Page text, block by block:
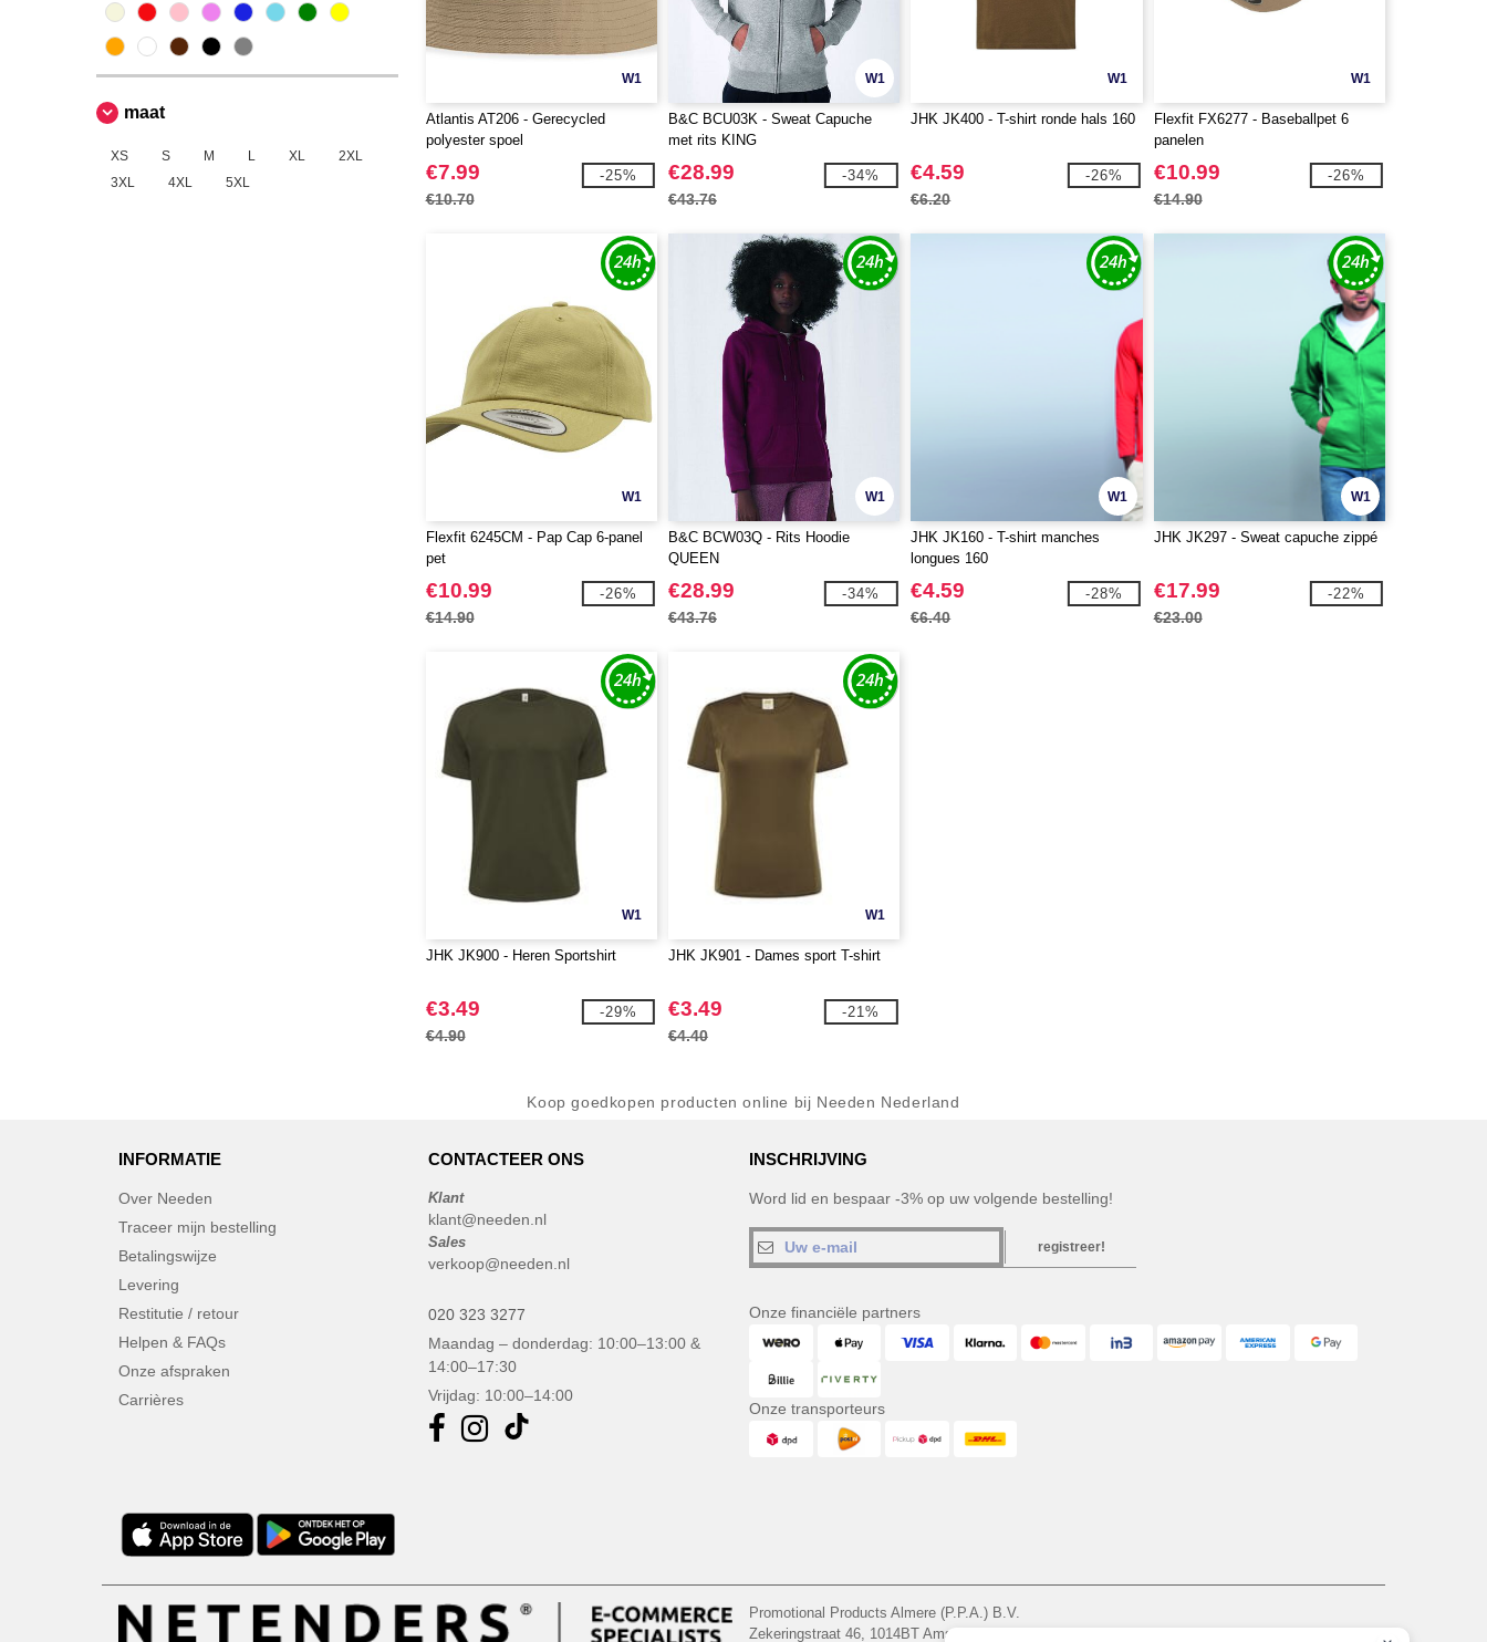
maat
XS S M L XL
2XL
3XL
4XL 5XL
W1
Atlantis AT206 - Gerecycled
polyester spoel
€7.99
€10.70
-25%
W1
B&C BCU03K - Sweat Capuche
met rits KING
€28.99
€43.76
-34%
W1
JHK JK400 - T-shirt ronde hals 160
€4.59
€6.20
-26%
W1
Flexfit FX6277 - Baseballpet 6
panelen
€10.99
€14.90
-26%
W1
Flexfit 6245CM - Pap Cap 6-panel
pet
€10.99
€14.90
-26%
W1
B&C BCW03Q - Rits Hoodie
QUEEN
€28.99
€43.76
-34%
W1
JHK JK160 - T-shirt manches
longues 160
€4.59
€6.40
-28%
W1
JHK JK297 - Sweat capuche zippé
€17.99
€23.00
-22%
W1
JHK JK900 - Heren Sportshirt
€3.49
€4.90
-29%
W1
JHK JK901 - Dames sport T-shirt
€3.49
€4.40
-21%
Koop goedkopen producten online bij Needen Nederland
INFORMATIE
Over Needen
Traceer mijn bestelling
Betalingswijze
Levering
Restitutie / retour
Helpen & FAQs
Onze afspraken
Carrières
CONTACTEER ONS
Klant
klant@needen.nl
Sales
verkoop@needen.nl
020 323 3277
Maandag – donderdag: 10:00–13:00 &
14:00–17:30
Vrijdag: 10:00–14:00
INSCHRIJVING
Word lid en bespaar -3% op uw volgende bestelling!
registreer!
Onze financiële partners
Onze transporteurs
Promotional Products Almere (P.P.A.) B.V.
Zekeringstraat 46, 1014BT Amsterdam - VAT NL 005596191B03 - KvK 39066321